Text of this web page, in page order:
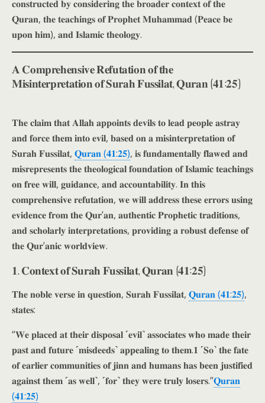
𝐜𝐨𝐧𝐬𝐭𝐫𝐮𝐜𝐭𝐞𝐝 𝐛𝐲 𝐜𝐨𝐧𝐬𝐢𝐝𝐞𝐫𝐢𝐧𝐠 𝐭𝐡𝐞 𝐛𝐫𝐨𝐚𝐝𝐞𝐫 𝐜𝐨𝐧𝐭𝐞𝐱𝐭 𝐨𝐟 𝐭𝐡𝐞
𝐐𝐮𝐫𝐚𝐧, 𝐭𝐡𝐞 𝐭𝐞𝐚𝐜𝐡𝐢𝐧𝐠𝐬 𝐨𝐟 𝐏𝐫𝐨𝐩𝐡𝐞𝐭 𝐌𝐮𝐡𝐚𝐦𝐦𝐚𝐝 (𝐏𝐞𝐚𝐜𝐞 𝐛𝐞
𝐮𝐩𝐨𝐧 𝐡𝐢𝐦), 𝐚𝐧𝐝 𝐈𝐬𝐥𝐚𝐦𝐢𝐜 𝐭𝐡𝐞𝐨𝐥𝐨𝐠𝐲.
𝐀 𝐂𝐨𝐦𝐩𝐫𝐞𝐡𝐞𝐧𝐬𝐢𝐯𝐞 𝐑𝐞𝐟𝐮𝐭𝐚𝐭𝐢𝐨𝐧 𝐨𝐟 𝐭𝐡𝐞
𝐌𝐢𝐬𝐢𝐧𝐭𝐞𝐫𝐩𝐫𝐞𝐭𝐚𝐭𝐢𝐨𝐧 𝐨𝐟 𝐒𝐮𝐫𝐚𝐡 𝐅𝐮𝐬𝐬𝐢𝐥𝐚𝐭, 𝐐𝐮𝐫𝐚𝐧 (𝟒𝟏:𝟐𝟓)
𝐓𝐡𝐞 𝐜𝐥𝐚𝐢𝐦 𝐭𝐡𝐚𝐭 𝐀𝐥𝐥𝐚𝐡 𝐚𝐩𝐩𝐨𝐢𝐧𝐭𝐬 𝐝𝐞𝐯𝐢𝐥𝐬 𝐭𝐨 𝐥𝐞𝐚𝐝 𝐩𝐞𝐨𝐩𝐥𝐞 𝐚𝐬𝐭𝐫𝐚𝐲
𝐚𝐧𝐝 𝐟𝐨𝐫𝐜𝐞 𝐭𝐡𝐞𝐦 𝐢𝐧𝐭𝐨 𝐞𝐯𝐢𝐥, 𝐛𝐚𝐬𝐞𝐝 𝐨𝐧 𝐚 𝐦𝐢𝐬𝐢𝐧𝐭𝐞𝐫𝐩𝐫𝐞𝐭𝐚𝐭𝐢𝐨𝐧 𝐨𝐟
𝐒𝐮𝐫𝐚𝐡 𝐅𝐮𝐬𝐬𝐢𝐥𝐚𝐭, 𝐐𝐮𝐫𝐚𝐧 (𝟒𝟏:𝟐𝟓), 𝐢𝐬 𝐟𝐮𝐧𝐝𝐚𝐦𝐞𝐧𝐭𝐚𝐥𝐥𝐲 𝐟𝐥𝐚𝐰𝐞𝐝 𝐚𝐧𝐝
𝐦𝐢𝐬𝐫𝐞𝐩𝐫𝐞𝐬𝐞𝐧𝐭𝐬 𝐭𝐡𝐞 𝐭𝐡𝐞𝐨𝐥𝐨𝐠𝐢𝐜𝐚𝐥 𝐟𝐨𝐮𝐧𝐝𝐚𝐭𝐢𝐨𝐧 𝐨𝐟 𝐈𝐬𝐥𝐚𝐦𝐢𝐜 𝐭𝐞𝐚𝐜𝐡𝐢𝐧𝐠𝐬
𝐨𝐧 𝐟𝐫𝐞𝐞 𝐰𝐢𝐥𝐥, 𝐠𝐮𝐢𝐝𝐚𝐧𝐜𝐞, 𝐚𝐧𝐝 𝐚𝐜𝐜𝐨𝐮𝐧𝐭𝐚𝐛𝐢𝐥𝐢𝐭𝐲. 𝐈𝐧 𝐭𝐡𝐢𝐬
𝐜𝐨𝐦𝐩𝐫𝐞𝐡𝐞𝐧𝐬𝐢𝐯𝐞 𝐫𝐞𝐟𝐮𝐭𝐚𝐭𝐢𝐨𝐧, 𝐰𝐞 𝐰𝐢𝐥𝐥 𝐚𝐝𝐝𝐫𝐞𝐬𝐬 𝐭𝐡𝐞𝐬𝐞 𝐞𝐫𝐫𝐨𝐫𝐬 𝐮𝐬𝐢𝐧𝐠
𝐞𝐯𝐢𝐝𝐞𝐧𝐜𝐞 𝐟𝐫𝐨𝐦 𝐭𝐡𝐞 𝐐𝐮𝐫’𝐚𝐧, 𝐚𝐮𝐭𝐡𝐞𝐧𝐭𝐢𝐜 𝐏𝐫𝐨𝐩𝐡𝐞𝐭𝐢𝐜 𝐭𝐫𝐚𝐝𝐢𝐭𝐢𝐨𝐧𝐬,
𝐚𝐧𝐝 𝐬𝐜𝐡𝐨𝐥𝐚𝐫𝐥𝐲 𝐢𝐧𝐭𝐞𝐫𝐩𝐫𝐞𝐭𝐚𝐭𝐢𝐨𝐧𝐬, 𝐩𝐫𝐨𝐯𝐢𝐝𝐢𝐧𝐠 𝐚 𝐫𝐨𝐛𝐮𝐬𝐭 𝐝𝐞𝐟𝐞𝐧𝐬𝐞 𝐨𝐟
𝐭𝐡𝐞 𝐐𝐮𝐫’𝐚𝐧𝐢𝐜 𝐰𝐨𝐫𝐥𝐝𝐯𝐢𝐞𝐰.
𝟏. 𝐂𝐨𝐧𝐭𝐞𝐱𝐭 𝐨𝐟 𝐒𝐮𝐫𝐚𝐡 𝐅𝐮𝐬𝐬𝐢𝐥𝐚𝐭, 𝐐𝐮𝐫𝐚𝐧 (𝟒𝟏:𝟐𝟓)
𝐓𝐡𝐞 𝐧𝐨𝐛𝐥𝐞 𝐯𝐞𝐫𝐬𝐞 𝐢𝐧 𝐪𝐮𝐞𝐬𝐭𝐢𝐨𝐧, 𝐒𝐮𝐫𝐚𝐡 𝐅𝐮𝐬𝐬𝐢𝐥𝐚𝐭, 𝐐𝐮𝐫𝐚𝐧 (𝟒𝟏:𝟐𝟓),
𝐬𝐭𝐚𝐭𝐞𝐬:
“𝐖𝐞 𝐩𝐥𝐚𝐜𝐞𝐝 𝐚𝐭 𝐭𝐡𝐞𝐢𝐫 𝐝𝐢𝐬𝐩𝐨𝐬𝐚𝐥 ˹𝐞𝐯𝐢𝐥˺ 𝐚𝐬𝐬𝐨𝐜𝐢𝐚𝐭𝐞𝐬 𝐰𝐡𝐨 𝐦𝐚𝐝𝐞 𝐭𝐡𝐞𝐢𝐫
𝐩𝐚𝐬𝐭 𝐚𝐧𝐝 𝐟𝐮𝐭𝐮𝐫𝐞 ˹𝐦𝐢𝐬𝐝𝐞𝐞𝐝𝐬˺ 𝐚𝐩𝐩𝐞𝐚𝐥𝐢𝐧𝐠 𝐭𝐨 𝐭𝐡𝐞𝐦.𝟏 ˹𝐒𝐨˺ 𝐭𝐡𝐞 𝐟𝐚𝐭𝐞
𝐨𝐟 𝐞𝐚𝐫𝐥𝐢𝐞𝐫 𝐜𝐨𝐦𝐦𝐮𝐧𝐢𝐭𝐢𝐞𝐬 𝐨𝐟 𝐣𝐢𝐧𝐧 𝐚𝐧𝐝 𝐡𝐮𝐦𝐚𝐧𝐬 𝐡𝐚𝐬 𝐛𝐞𝐞𝐧 𝐣𝐮𝐬𝐭𝐢𝐟𝐢𝐞𝐝
𝐚𝐠𝐚𝐢𝐧𝐬𝐭 𝐭𝐡𝐞𝐦 ˹𝐚𝐬 𝐰𝐞𝐥𝐥˺, ˹𝐟𝐨𝐫˺ 𝐭𝐡𝐞𝐲 𝐰𝐞𝐫𝐞 𝐭𝐫𝐮𝐥𝐲 𝐥𝐨𝐬𝐞𝐫𝐬.”𝐐𝐮𝐫𝐚𝐧
(𝟒𝟏:𝟐𝟓)